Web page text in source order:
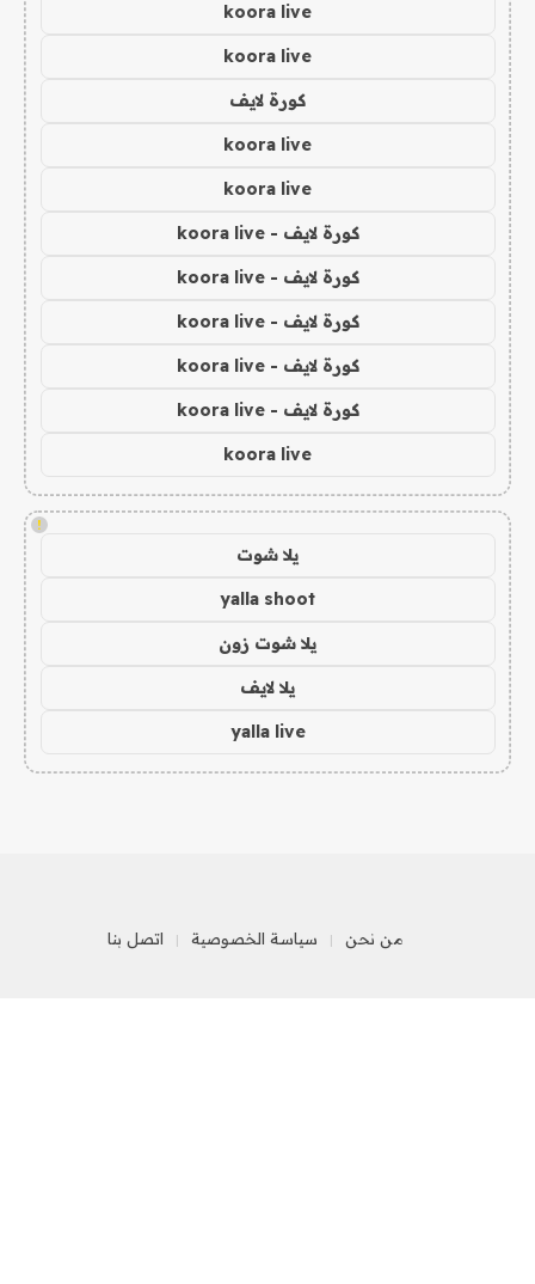
koora live
koora live
كورة لايف
koora live
koora live
كورة لايف - koora live
كورة لايف - koora live
كورة لايف - koora live
كورة لايف - koora live
كورة لايف - koora live
koora live
!
يلا شوت
yalla shoot
يلا شوت زون
يلا لايف
yalla live
من نحن سياسة الخصوصية اتصل بنا